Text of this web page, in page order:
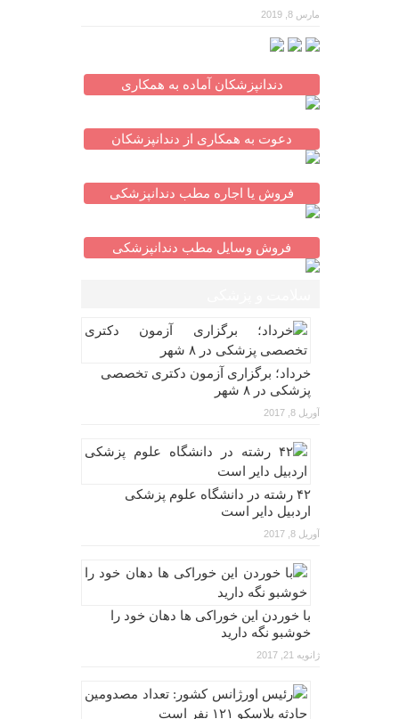
مارس 8, 2019
دندانپزشکان آماده به همکاری
دعوت به همکاری از دندانپزشکان
فروش یا اجاره مطب دندانپزشکی
فروش وسایل مطب دندانپزشکی
خرداد؛ برگزاری آزمون دکتری تخصصی
پزشکی در ۸ شهر
آوریل 8, 2017
۴۲ رشته در دانشگاه علوم پزشکی
اردبیل دایر است
آوریل 8, 2017
با خوردن این خوراکی ها دهان خود را
خوشبو نگه دارید
ژانویه 21, 2017